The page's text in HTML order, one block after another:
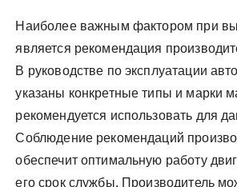
Наиболее важным фактором при
является рекомендация
В руководстве по эксплуатации
указаны конкретные типы и марки
рекомендуется использовать для
Соблюдение рекомендаций
обеспечит оптимальную работу
его срок службы. Производитель